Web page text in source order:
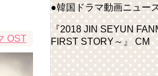
OST
●韓国ドラマ動画ニュー
『2018 JIN SEYUN
FIRST STORY～』 CM